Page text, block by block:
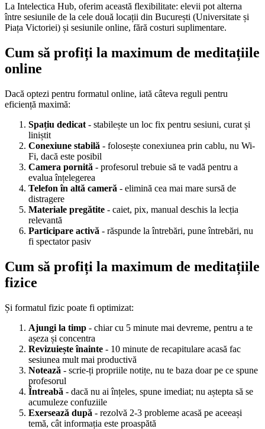
La Intelectica Hub, oferim această flexibilitate: elevii pot alterna
între sesiunile de la cele două locații din București (Universitate și
Piața Victoriei) și sesiunile online, fără costuri suplimentare.
Cum să profiți la maximum de meditațiile
online
Dacă optezi pentru formatul online, iată câteva reguli pentru
eficiență maximă:
Spațiu dedicat - stabilește un loc fix pentru sesiuni, curat și
liniștit
Conexiune stabilă - folosește conexiunea prin cablu, nu Wi-
Fi, dacă este posibil
Camera pornită - profesorul trebuie să te vadă pentru a
evalua înțelegerea
Telefon în altă cameră - elimină cea mai mare sursă de
distragere
Materiale pregătite - caiet, pix, manual deschis la lecția
relevantă
Participare activă - răspunde la întrebări, pune întrebări, nu
fi spectator pasiv
Cum să profiți la maximum de meditațiile
fizice
Și formatul fizic poate fi optimizat:
Ajungi la timp - chiar cu 5 minute mai devreme, pentru a te
așeza și concentra
Revizuiește înainte - 10 minute de recapitulare acasă fac
sesiunea mult mai productivă
Notează - scrie-ți propriile notițe, nu te baza doar pe ce spune
profesorul
Întreabă - dacă nu ai înțeles, spune imediat; nu aștepta să se
acumuleze confuziile
Exersează după - rezolvă 2-3 probleme acasă pe aceeași
temă, cât informația este proaspătă